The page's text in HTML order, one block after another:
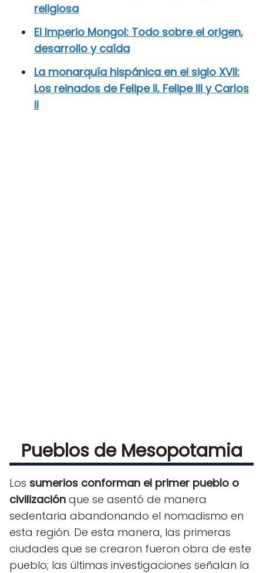
religiosa
El Imperio Mongol: Todo sobre el origen,
desarrollo y caída
La monarquía hispánica en el siglo XVII:
Los reinados de Felipe II, Felipe III y Carlos
II
Pueblos de Mesopotamia
Los sumerios conforman el primer pueblo o
civilización que se asentó de manera
sedentaria abandonando el nomadismo en
esta región. De esta manera, las primeras
ciudades que se crearon fueron obra de este
pueblo; las últimas investigaciones señalan la